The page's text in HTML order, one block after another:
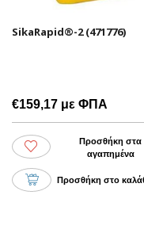
SikaRapid®-2 (471776)
€159,17 με ΦΠΑ
Προσθήκη στα
αγαπημένα
Προσθήκη στο